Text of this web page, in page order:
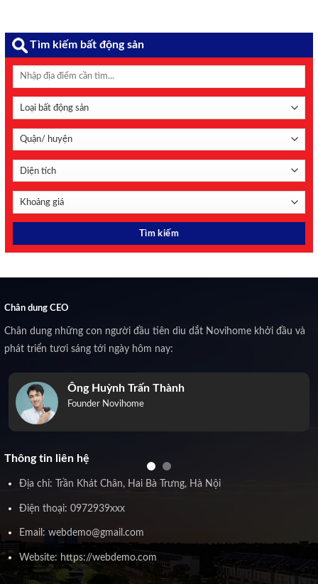
Tìm kiếm bất động sản
Chân dung CEO
Chân dung những con người đầu tiên dìu dắt Novihome khởi đầu và
phát triển tươi sáng tới ngày hôm nay:
Ông Huỳnh Trấn Thành
Founder Novihome
Thông tin liên hệ
Địa chỉ: Trần Khát Chân, Hai Bà Trưng, Hà Nội
Điện thoại: 0972939xxx
Email: webdemo@gmail.com
Website: https://webdemo.com